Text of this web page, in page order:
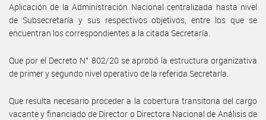
Aplicación de la Administración Nacional centralizada hasta nivel
de Subsecretaría y sus respectivos objetivos, entre los que se
encuentran los correspondientes a la citada Secretaría.
Que por el Decreto N° 802/20 se aprobó la estructura organizativa
de primer y segundo nivel operativo de la referida Secretaría.
Que resulta necesario proceder a la cobertura transitoria del cargo
vacante y financiado de Director o Directora Nacional de Análisis de